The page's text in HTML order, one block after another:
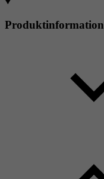
Produktinformation